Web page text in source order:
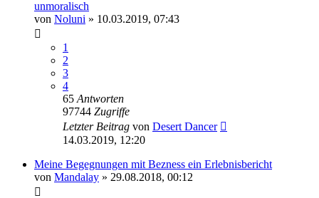
unmoralisch
von Noluni » 10.03.2019, 07:43
1
2
3
4
65 Antworten
97744 Zugriffe
Letzter Beitrag von Desert Dancer
14.03.2019, 12:20
Meine Begegnungen mit Bezness ein Erlebnisbericht
von Mandalay » 29.08.2018, 00:12